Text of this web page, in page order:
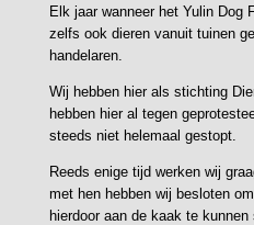
Elk jaar wanneer het Yulin Dog
zelfs ook dieren vanuit tuinen
handelaren.
Wij hebben hier als stichting
hebben hier al tegen
steeds niet helemaal gestopt.
Reeds enige tijd werken wij
met hen hebben wij besloten
hierdoor aan de kaak te kunnen